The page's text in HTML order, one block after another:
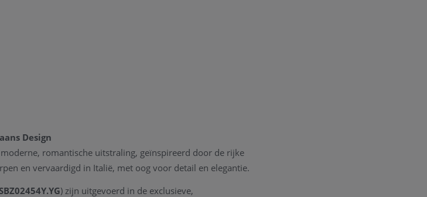
Design
romantische uitstraling, geïnspireerd door de rijke
en vervaardigd in Italië, met oog voor detail en elegantie.
) zijn uitgevoerd in de exclusieve,